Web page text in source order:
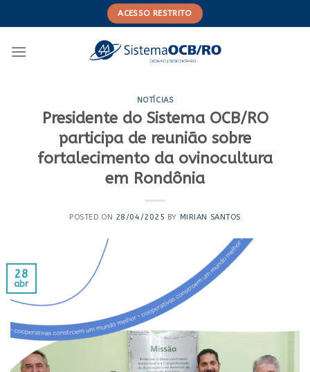
to
ACESSO RESTRITO
NOTÍCIAS
Presidente do Sistema OCB/RO
participa de reunião sobre
fortalecimento da ovinocultura
em Rondônia
POSTED ON 28/04/2025 BY MIRIAN SANTOS
28
abr